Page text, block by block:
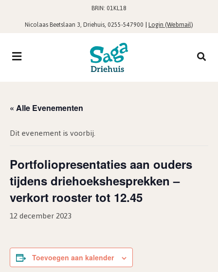
BRIN: 01KL18
Nicolaas Beetslaan 3, Driehuis, 0255-547900 |Login (Webmail)
« Alle Evenementen
Dit evenement is voorbij.
Portfoliopresentaties aan ouders
tijdens driehoekshesprekken –
verkort rooster tot 12.45
12 december 2023
Toevoegen aan kalender